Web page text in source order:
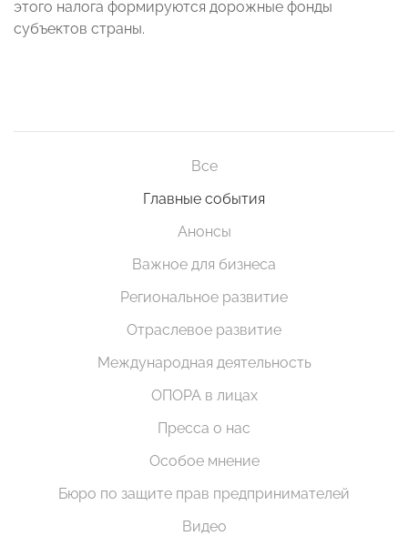
этого налога формируются дорожные фонды
субъектов страны.
Все
Главные события
Анонсы
Важное для бизнеса
Региональное развитие
Отраслевое развитие
Международная деятельность
ОПОРА в лицах
Пресса о нас
Особое мнение
Бюро по защите прав предпринимателей
Видео